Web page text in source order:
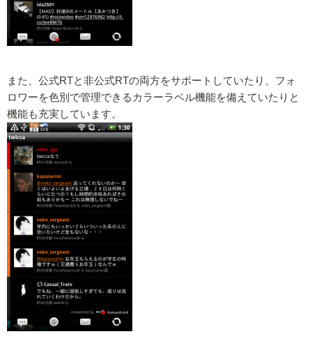
また、公式RTと非公式RTの両方をサポートしていたり、フォ
ロワーを色別で管理できるカラーラベル機能を備えていたりと
機能も充実しています。